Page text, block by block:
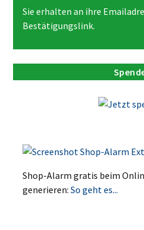
Sie erhalten an ihre
Bestätigungslink.
Shop-Alarm gratis beim
generieren:So geht es...